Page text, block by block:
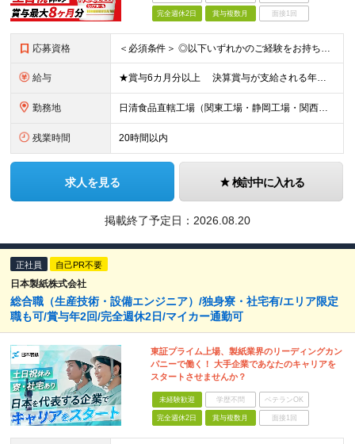
完全週休2日 賞与複数月 面接1回
応募資格 ＜必須条件＞ ◎以下いずれかのご経験をお持ちの方 ★工場での製造オペレーター経験 ★工場での設備管理・保全経験 ★機械・電気に関しての知見をお持ちの方 ◎高卒以上 ★食品・飲料だけ
給与 ★賞与6カ月分以上 決算賞与が支給される年もございます。 昨年度実績：賞与6ヶ月分＋決算賞与2ヶ月分 ★昇給年1回 ★住宅手当 ★転居が必要な方には、引越代の実費補助に加え、新生活支援金として20
勤務地 日清食品直轄工場（関東工場・静岡工場・関西工場・滋賀工場・下関工場）での勤務となります。 【関東工場】茨城県取手市清水667-1 【静岡工場】静岡県焼津市相川17-2 【関西工場】滋賀県栗東市下鈎2
残業時間 20時間以内
求人を見る 検討中に入れる
掲載終了予定日： 2026.08.20
正社員 自己PR不要
日本製紙株式会社
総合職（生産技術・設備エンジニア）/独身寮・社宅有/エリア限定
職も可/賞与年2回/完全週休2日/マイカー通勤可
東証プライム上場、製紙業界のリーディングカン
パニーで働く！ 大手企業であなたのキャリアを
スタートさせませんか？
未経験歓迎 学歴不問 ベテランOK
完全週休2日 賞与複数月 面接1回